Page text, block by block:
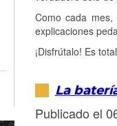
Como cada
explicaciones
¡Disfrútalo! Es
La
Publicado el